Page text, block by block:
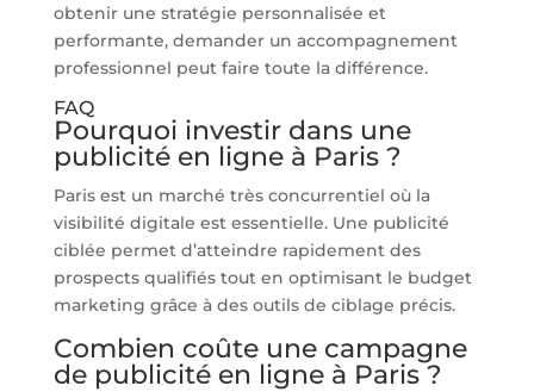
obtenir une stratégie personnalisée et
performante, demander un accompagnement
professionnel peut faire toute la différence.
FAQ
Pourquoi investir dans une
publicité en ligne à Paris ?
Paris est un marché très concurrentiel où la
visibilité digitale est essentielle. Une publicité
ciblée permet d’atteindre rapidement des
prospects qualifiés tout en optimisant le budget
marketing grâce à des outils de ciblage précis.
Combien coûte une campagne
de publicité en ligne à Paris ?